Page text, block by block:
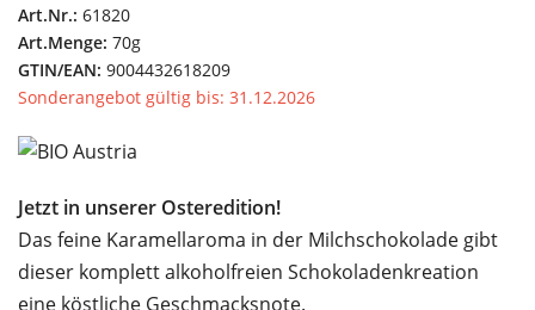
Art.Nr.: 61820
Art.Menge: 70g
GTIN/EAN: 9004432618209
Sonderangebot gültig bis: 31.12.2026
Jetzt in unserer Osteredition!
Das feine Karamellaroma in der Milchschokolade gibt
dieser komplett alkoholfreien Schokoladenkreation
eine köstliche Geschmacksnote.